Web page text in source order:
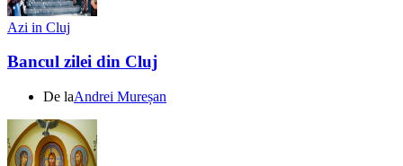
Azi in Cluj
Bancul zilei din Cluj
De laAndrei Mureșan